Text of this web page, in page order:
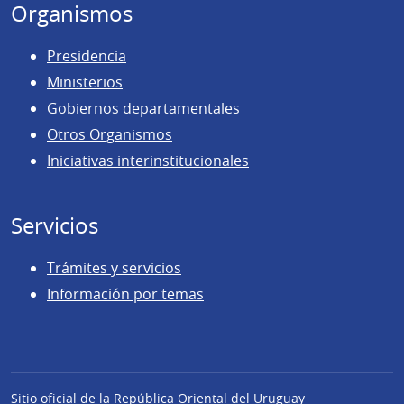
Organismos
Presidencia
Ministerios
Gobiernos departamentales
Otros Organismos
Iniciativas interinstitucionales
Servicios
Trámites y servicios
Información por temas
Sitio oficial de la República Oriental del Uruguay